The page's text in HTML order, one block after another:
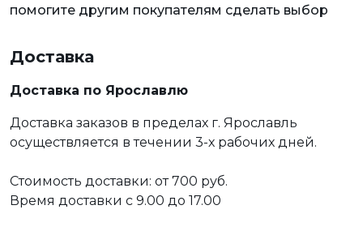
помогите другим покупателям сделать выбор
Доставка
Доставка по Ярославлю
Доставка заказов в пределах г. Ярославль
осуществляется в течении 3-х рабочих дней.
Стоимость доставки: от 700 руб.
Время доставки с 9.00 до 17.00